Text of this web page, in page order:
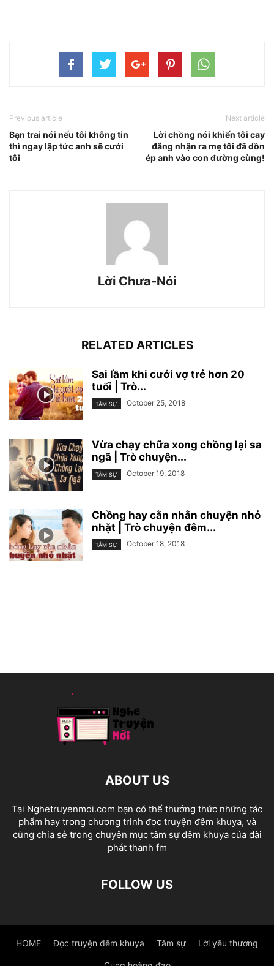
Previous article
Bạn trai nói nếu tôi không tin
thì ngay lập tức anh sẽ cưới
tôi
Next article
Lời chồng nói khiến tôi cay
đắng nhận ra mẹ tôi đã dồn
ép anh vào con đường cùng!
Lời Chưa-Nói
RELATED ARTICLES
Sai lầm khi cưới vợ trẻ hơn 20
tuổi | Trò...
TÂM SỰ October 25, 2018
Vừa chạy chữa xong chồng lại sa
ngã | Trò chuyện...
TÂM SỰ October 19, 2018
Chồng hay cằn nhằn chuyện nhỏ
nhặt | Trò chuyện đêm...
TÂM SỰ October 18, 2018
ABOUT US
Tại Nghetruyenmoi.com bạn có thể thưởng thức những tác
phẩm hay trong chương trình đọc truyện đêm khuya, và
cùng chia sẻ trong chuyên mục tâm sự đêm khuya của đài
phát thanh fm
FOLLOW US
HOME Đọc truyện đêm khuya Tâm sự Lời yêu thương